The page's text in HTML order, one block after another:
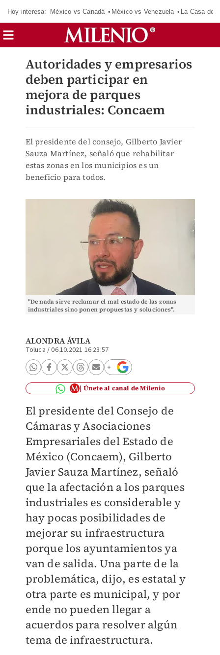
Hoy interesa: México vs Canadá México vs Venezuela La Casa de
Autoridades y empresarios
deben participar en
mejora de parques
industriales: Concaem
El presidente del consejo, Gilberto Javier
Sauza Martínez, señaló que rehabilitar
estas zonas en los municipios es un
beneficio para todos.
"De nada sirve reclamar el mal estado de las zonas
industriales sino ponen propuestas y soluciones".
ALONDRA ÁVILA
Toluca /06.10.2021 16:23:57
Únete al canal de Milenio
El presidente del Consejo de
Cámaras y Asociaciones
Empresariales del Estado de
México (Concaem), Gilberto
Javier Sauza Martínez, señaló
que la afectación a los parques
industriales es considerable y
hay pocas posibilidades de
mejorar su infraestructura
porque los ayuntamientos ya
van de salida. Una parte de la
problemática, dijo, es estatal y
otra parte es municipal, y por
ende no pueden llegar a
acuerdos para resolver algún
tema de infraestructura.